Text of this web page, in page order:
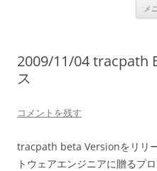
メ
2009/11/04 tracpath
ス
コメントを残す
tracpath beta Versionをリリ
トウェアエンジニアに贈るプ